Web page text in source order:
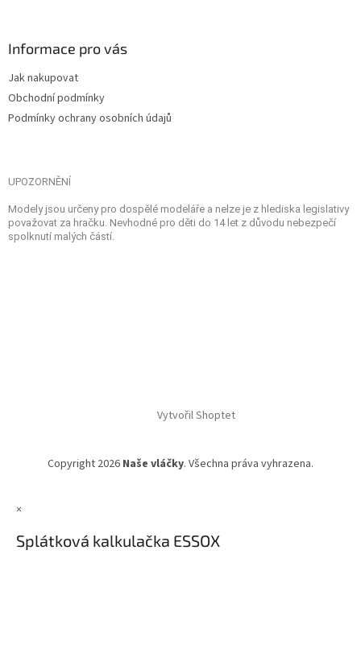
Informace pro vás
Jak nakupovat
Obchodní podmínky
Podmínky ochrany osobních údajů
UPOZORNĚNÍ
Modely jsou určeny pro dospělé modeláře a nelze je z hlediska legislativy
považovat za hračku. Nevhodné pro děti do 14 let z důvodu nebezpečí
spolknutí malých částí.
Vytvořil Shoptet
Copyright 2026 Naše vláčky. Všechna práva vyhrazena.
×
Splátková kalkulačka ESSOX